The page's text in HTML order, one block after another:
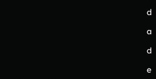
d
a
d
e